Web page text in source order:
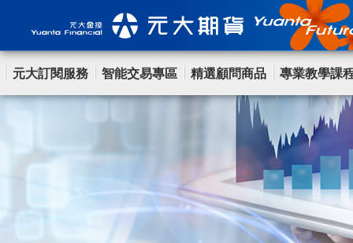
元大訂閱服務 智能交易專區 精選顧問商品 專業教學課